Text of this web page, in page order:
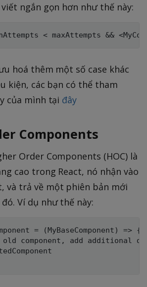
ngắn gọn hơn như thế này:
hoá thêm một số case khác
kiện, các bạn có thể tham
của mình tại đây
Components
Order Components (HOC) là
cao trong React, nó nhận vào
và trả về một phiên bản mới
Ví dụ như thế này:
= (MyBaseComponent) => {
old component, add additional